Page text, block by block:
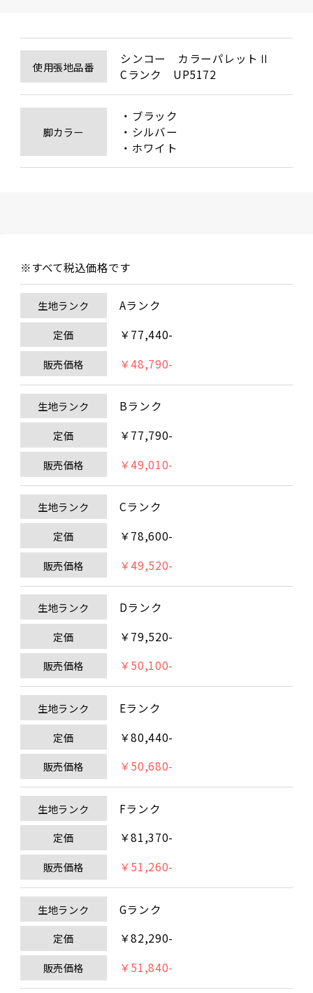
使用張地品番
シンコー　カラーパレットⅡ
Cランク　UP5172
脚カラー
・ブラック
・シルバー
・ホワイト
※すべて税込価格です
生地ランク Aランク
定価 ￥77,440-
販売価格 ￥48,790-
生地ランク Bランク
定価 ￥77,790-
販売価格 ￥49,010-
生地ランク Cランク
定価 ￥78,600-
販売価格 ￥49,520-
生地ランク Dランク
定価 ￥79,520-
販売価格 ￥50,100-
生地ランク Eランク
定価 ￥80,440-
販売価格 ￥50,680-
生地ランク Fランク
定価 ￥81,370-
販売価格 ￥51,260-
生地ランク Gランク
定価 ￥82,290-
販売価格 ￥51,840-